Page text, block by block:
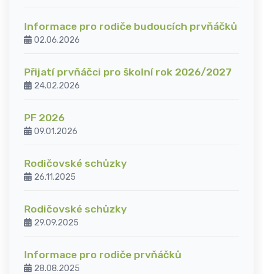
Informace pro rodiče budoucích prvňáčků
02.06.2026
Přijatí prvňáčci pro školní rok 2026/2027
24.02.2026
PF 2026
09.01.2026
Rodičovské schůzky
26.11.2025
Rodičovské schůzky
29.09.2025
Informace pro rodiče prvňáčků
28.08.2025